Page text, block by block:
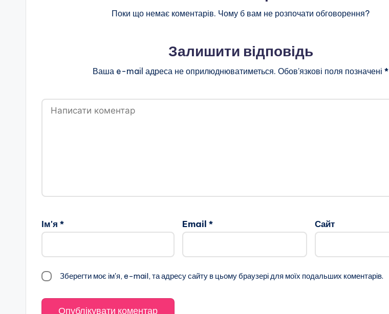
Поки що немає коментарів. Чому б вам не розпочати обговорення?
Залишити відповідь
Ваша e-mail адреса не оприлюднюватиметься. Обов’язкові поля позначені*
Ім'я * Email * Сайт
Зберегти моє ім'я, e-mail, та адресу сайту в цьому браузері для моїх подальших коментарів.